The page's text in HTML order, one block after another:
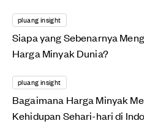
pluang insight
Siapa yang Sebenarnya
Harga Minyak Dunia?
pluang insight
Bagaimana Harga Minyak
Kehidupan Sehari-hari di